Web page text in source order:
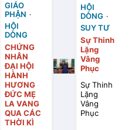
GIÁO
PHẬN
HỘI
DÒNG
CHỨNG
NHÂN
ĐẠI HỘI
HÀNH
HƯƠNG
ĐỨC MẸ
LA VANG
QUA CÁC
THỜI KÌ
HỘI
DÒNG
SUY TƯ
Sự Thinh
Lặng
Vâng
Phục
Sự Thinh
Lặng
Vâng
Phục